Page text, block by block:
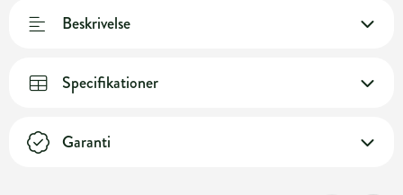
Beskrivelse
Specifikationer
Garanti